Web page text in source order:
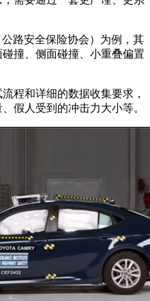
路安全保险协会）为例，其
撞、侧面碰撞、小重叠偏置
程和详细的数据收集要求，
假人受到的冲击力大小等。